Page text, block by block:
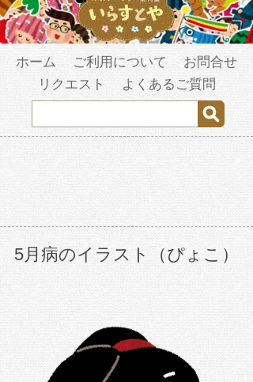
ホーム ご利用について
お問合せ
リクエスト
よくあるご質問
5月病のイラスト（ぴょこ）